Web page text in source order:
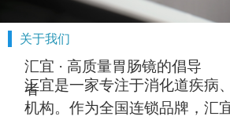
关于我们
汇宜是一家专注于消化道疾病
机构。作为全国连锁品牌，汇
汇宜 · 高质量胃肠镜的倡导
者